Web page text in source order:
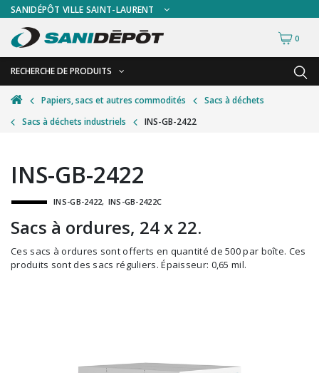
SANIDÉPÔT VILLE SAINT-LAURENT
0
RECHERCHE DE PRODUITS
RETOUR
Accessoires de sécurité
Accessoires pour le lavage de mur
Accessoires pour salles de bain
Alimentaire
Autres accessoires
RETOUR
Gants
Plexiglas
Signalisations
Test de diagnostic
Thermomètre
Papiers, sacs et autres commodités
Sacs à déchets
Sacs à déchets industriels
INS-GB-2422
INS-GB-2422
INS-GB-2422 INS-GB-2422C
Sacs à ordures, 24 x 22.
Ces sacs à ordures sont offerts en quantité de 500 par boîte. Ces
produits sont des sacs réguliers. Épaisseur: 0,65 mil.